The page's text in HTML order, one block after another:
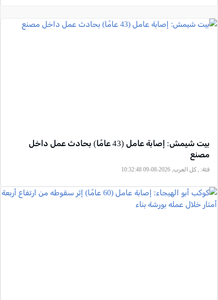
بيت شيمش: إصابة عامل (43 عامًا) بحادث عمل داخل
مصنع
فئة: , كل العرب, 2026-08-09 10:32:48